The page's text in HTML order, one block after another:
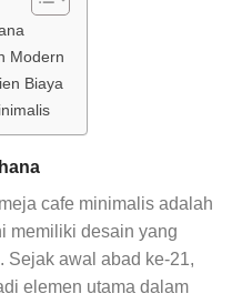
Modern
Biaya
cafe minimalis adalah
memiliki desain yang
Sejak awal abad ke-21,
elemen utama dalam